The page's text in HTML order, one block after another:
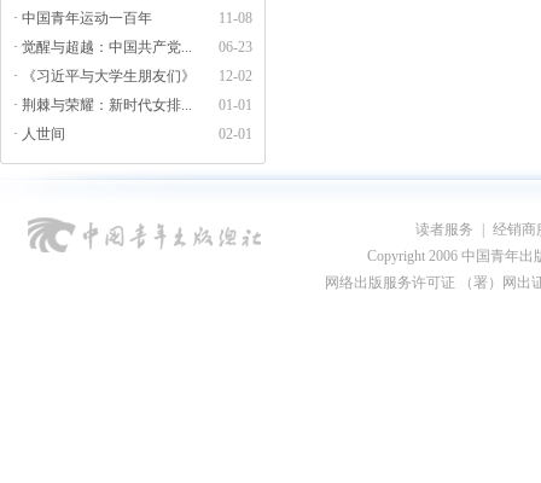
11-08
· 中国青年运动一百年
06-23
· 觉醒与超越：中国共产党...
12-02
· 《习近平与大学生朋友们》
01-01
· 荆棘与荣耀：新时代女排...
02-01
· 人世间
读者服务
经销商
Copyright 2006 中国青年出
网络出版服务许可证 （署）网出